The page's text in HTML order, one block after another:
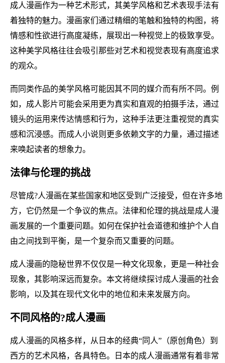
成人漫画作为一种艺术形式，其美学风格和艺术表现手法有
着独特的魅力。漫画家们通过精细的笔触和独特的构图，将
情感和性欲进行高度凝练，展现出一种视觉上的极致享受。
这种美学风格往往会吸引那些对艺术和视觉表现有高度追求
的观众。
而同类作品的美学风格可能因其不同的媒介而有所不同。例
如，成人影片可能会采用更为真实和直观的拍摄手法，通过
镜头的运用来传达情感和行为，这种手法更注重视觉的真实
感和沉浸感。而成人小说则更多依赖文字的力量，通过描述
来唤起读者的想象力。
法律与伦理的挑战
尽管成?人漫画在某些国家和地区受到广泛接受，但在许多地
方，它仍然是一个争议的焦点。法律和伦理的挑战是成人漫
画发展的一个重要问题。如何在保护社会道德和维护个人自
由之间找到平衡，是一个复杂而又重要的问题。
成人漫画的隐秘世界不仅仅是一种文化现象，更是一种社会
现象，其影响深远而复杂。本文将继续探讨成人漫画的社会
影响，以及其在现代文化中的地位和未来发展方向。
不同风格的?成人漫画
成人漫画的风格多样，从日本的经典“同人”（原创角色）到
西方的艺术风格，各具特色。日本的成人漫画通常有着非常